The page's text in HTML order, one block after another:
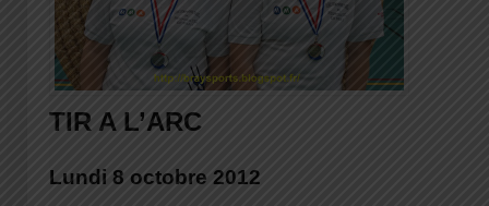
TIR A L’ARC
Lundi 8 octobre 2012